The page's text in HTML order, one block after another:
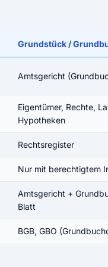
Grundstück /
Amtsgericht
Eigentümer, Rechte,
Hypotheken
Rechtsregister
Nur mit berechtigtem
Amtsgericht +
Blatt
BGB, GBO